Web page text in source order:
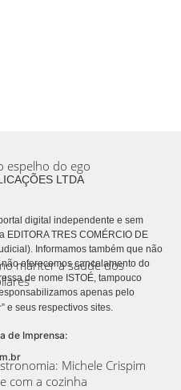
espelho do ego
manter a saúde dos
Michele Crispim
com a cozinha
LTDA
digital independente e sem
TRES COMÉRCIO DE
Informamos também que não
oferecemos cancelamento do
de nome ISTOÉ, tampouco
apenas pelo
” e seus respectivos sites.
de Imprensa: